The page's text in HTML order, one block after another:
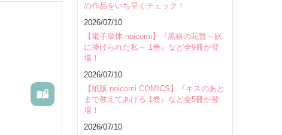
の作品をいち早くチェック！
2026/07/10
【電子単体 noicomi】『黒狼の花贄～妖
に捧げられた私～ 1巻』など全9冊が登
場！
2026/07/10
【紙版 noicomi COMICS】『キスのあと
まで教えてあげる 1巻』など全5冊が登
場！
2026/07/10